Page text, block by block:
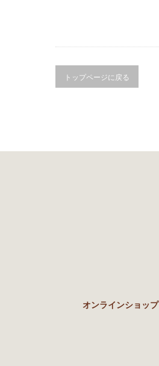
トップページに戻る
オンラインショップ